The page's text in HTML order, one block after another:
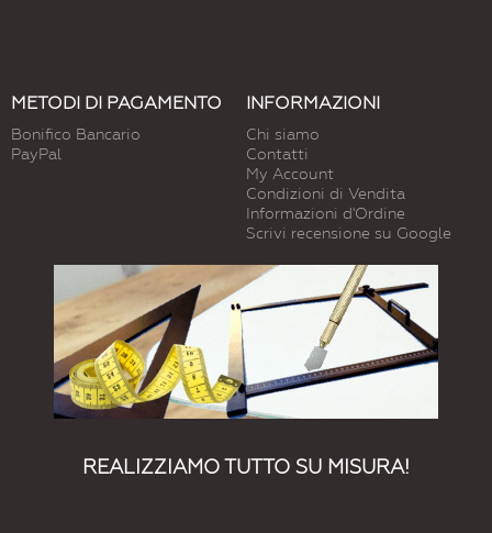
METODI DI PAGAMENTO
Bonifico Bancario
PayPal
INFORMAZIONI
Chi siamo
Contatti
My Account
Condizioni di Vendita
Informazioni d'Ordine
Scrivi recensione su Google
REALIZZIAMO TUTTO SU MISURA!